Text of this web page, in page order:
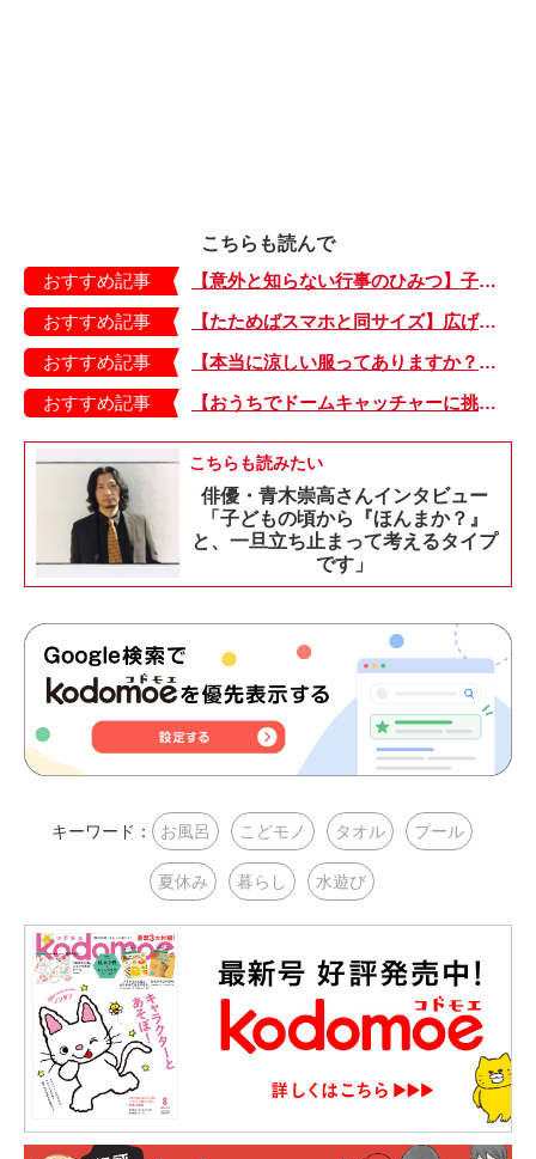
こちらも読んで
おすすめ記事
【意外と知らない行事のひみつ】子どもにはどう伝える？「お盆」って何だろう？
おすすめ記事
【たためばスマホと同サイズ】広げるとビビッドでジューシーな柄が目を引くコンパクトな「扇子」
おすすめ記事
【本当に涼しい服ってありますか？】夏素材の代表「リネン」で夏らしいおしゃれを♪「ワンピース」「パンツ」「スカート」「シャツ」の気になるアイテムはコレ！
おすすめ記事
【おうちでドームキャッチャーに挑戦だ】アンパンマン わくわくドームキャッチャー
こちらも読みたい
俳優・青木崇高さんインタビュー
「子どもの頃から『ほんまか？』
と、一旦立ち止まって考えるタイプ
です」
キーワード： お風呂 こどモノ タオル プール
夏休み 暮らし 水遊び